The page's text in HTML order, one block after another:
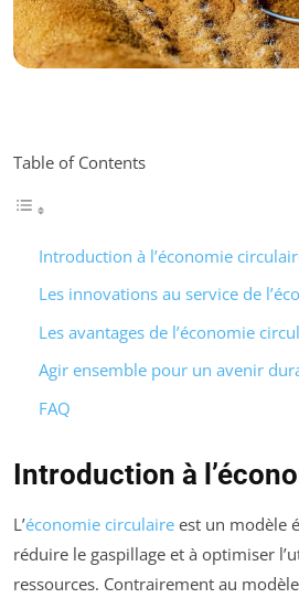
Table of Contents
Introduction à l’économie
Les innovations au service de
Les avantages de l’économie
Agir ensemble pour un avenir
FAQ
Introduction à
L’économie circulaire est un modèle
réduire le gaspillage et à optimiser
ressources. Contrairement au